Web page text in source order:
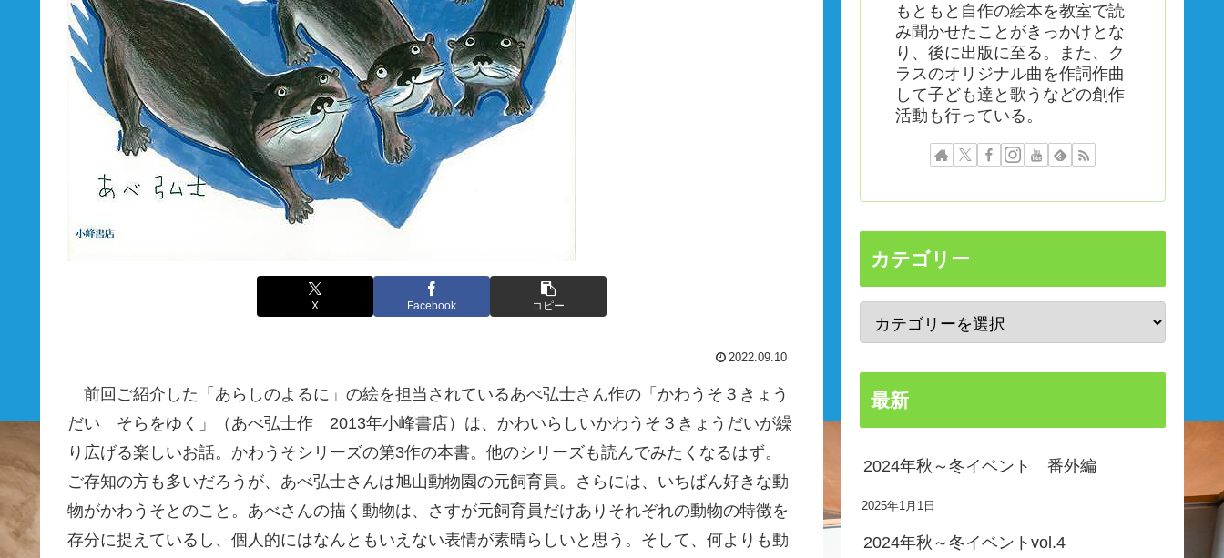
X Facebook コピー
2022.09.10
前回ご紹介した「あらしのよるに」の絵を担当されているあべ弘士さん作の「かわうそ３きょう
だい そらをゆく」（あべ弘士作 2013年小峰書店）は、かわいらしいかわうそ３きょうだいが繰
り広げる楽しいお話。かわうそシリーズの第3作の本書。他のシリーズも読んでみたくなるはず。
ご存知の方も多いだろうが、あべ弘士さんは旭山動物園の元飼育員。さらには、いちばん好きな動
物がかわうそとのこと。あべさんの描く動物は、さすが元飼育員だけありそれぞれの動物の特徴を
存分に捉えているし、個人的にはなんともいえない表情が素晴らしいと思う。そして、何よりも動
もともと自作の絵本を教室で読
み聞かせたことがきっかけとな
り、後に出版に至る。また、ク
ラスのオリジナル曲を作詞作曲
して子ども達と歌うなどの創作
活動も行っている。
カテゴリー
最新
2024年秋～冬イベント 番外編
2025年1月1日
2024年秋～冬イベントvol.4